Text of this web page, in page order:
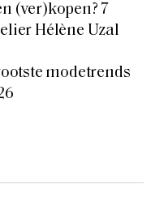
(ver)kopen? 7
Hélène Uzal
modetrends